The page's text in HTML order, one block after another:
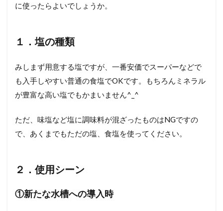
に使ったらよいでしょうか。
１．塩の種類
みしまず用意する塩ですが、一番安価でスーパーなどで
も入手しやすい普通の食塩でOKです。もちろんミネラル
が豊富な高い塩でもかまいません^_^
ただ、味塩など塩に調味料が混ざったものはNGですの
で、あくまでもただの塩、食塩を使ってください。
２．使用シーン
①新たな水槽への導入時